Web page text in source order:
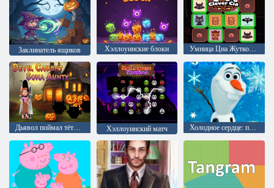
Заклинатель ящиков Хэллоуинские блоки Умница Циа Жуткое воспоминание
Дьявол поймал тётю Сону Хэллоуинский матч Холодное сердце: пазлы